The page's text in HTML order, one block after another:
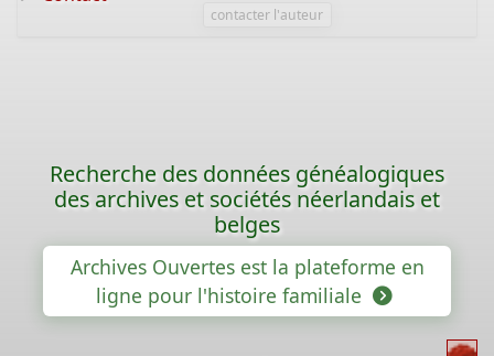
contacter l'auteur
Recherche des données généalogiques
des archives et sociétés néerlandais et
belges
Archives Ouvertes est la plateforme en
ligne pour l'histoire familiale